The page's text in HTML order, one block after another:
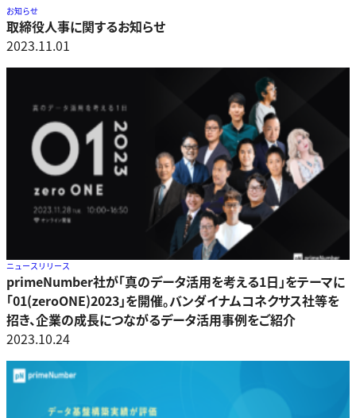
お知らせ
取締役人事に関するお知らせ
2023.11.01
ニュースリリース
primeNumber社が「真のデータ活用を考える1日」をテーマに
「01(zeroONE)2023」を開催。バンダイナムコネクサス社等を
招き、企業の成長につながるデータ活用事例をご紹介
2023.10.24